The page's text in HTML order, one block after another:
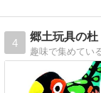
4
郷土玩具の杜